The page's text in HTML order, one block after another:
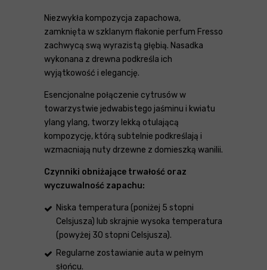
Niezwykła kompozycja zapachowa,
zamknięta w szklanym flakonie perfum Fresso
zachwycą swą wyrazistą głębią. Nasadka
wykonana z drewna podkreśla ich
wyjątkowość i elegancję.
Esencjonalne połączenie cytrusów w
towarzystwie jedwabistego jaśminu i kwiatu
ylang ylang, tworzy lekką otulającą
kompozycję, którą subtelnie podkreślają i
wzmacniają nuty drzewne z domieszką wanilii.
Czynniki obniżające trwałość oraz
wyczuwalność zapachu:
Niska temperatura (poniżej 5 stopni
Celsjusza) lub skrajnie wysoka temperatura
(powyżej 30 stopni Celsjusza).
Regularne zostawianie auta w pełnym
słońcu.